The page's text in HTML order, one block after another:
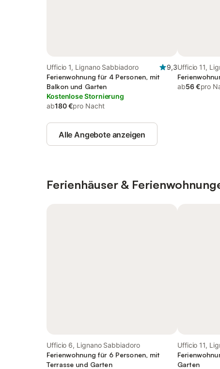
Ufficio 1, Lignano Sabbiadoro
9,3
Ferienwohnung für 4 Personen, mit
Balkon und Garten
Kostenlose Stornierung
ab180 €pro Nacht
Ufficio 11,
ab56 €pro
Alle Angebote anzeigen
Ferienhäuser &
Ufficio 6, Lignano Sabbiadoro
Ferienwohnung für 6 Personen, mit
Terrasse und Garten
Ufficio 11,
Garten